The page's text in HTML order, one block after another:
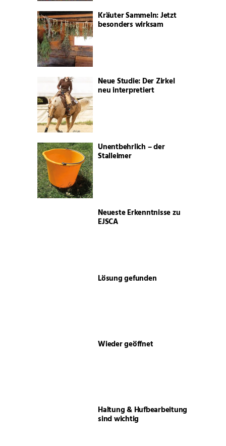
Kräuter Sammeln: Jetzt
besonders wirksam
Neue Studie: Der Zirkel
neu interpretiert
Unentbehrlich – der
Stalleimer
Neueste Erkenntnisse zu
EJSCA
Lösung gefunden
Wieder geöffnet
Haltung & Hufbearbeitung
sind wichtig